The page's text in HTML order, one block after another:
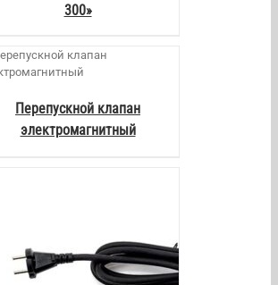
300»
Перепускной клапан
электромагнитный